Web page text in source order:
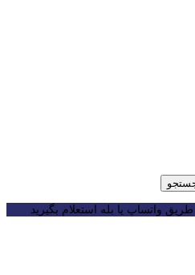
واتساپ یا بله استعلام بگیرید